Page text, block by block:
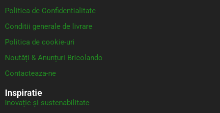
Politica de Confidentialitate
Conditii generale de livrare
Politica de cookie-uri
Noutăți & Anunțuri Bricolando
Contacteaza-ne
Inspiratie
Inovație și sustenabilitate